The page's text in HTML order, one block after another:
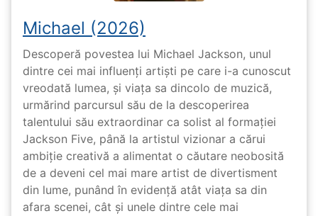
Michael (2026)
Descoperă povestea lui Michael Jackson, unul
dintre cei mai influenți artiști pe care i-a cunoscut
vreodată lumea, și viața sa dincolo de muzică,
urmărind parcursul său de la descoperirea
talentului său extraordinar ca solist al formației
Jackson Five, până la artistul vizionar a cărui
ambiție creativă a alimentat o căutare neobosită
de a deveni cel mai mare artist de divertisment
din lume, punând în evidență atât viața sa din
afara scenei, cât și unele dintre cele mai